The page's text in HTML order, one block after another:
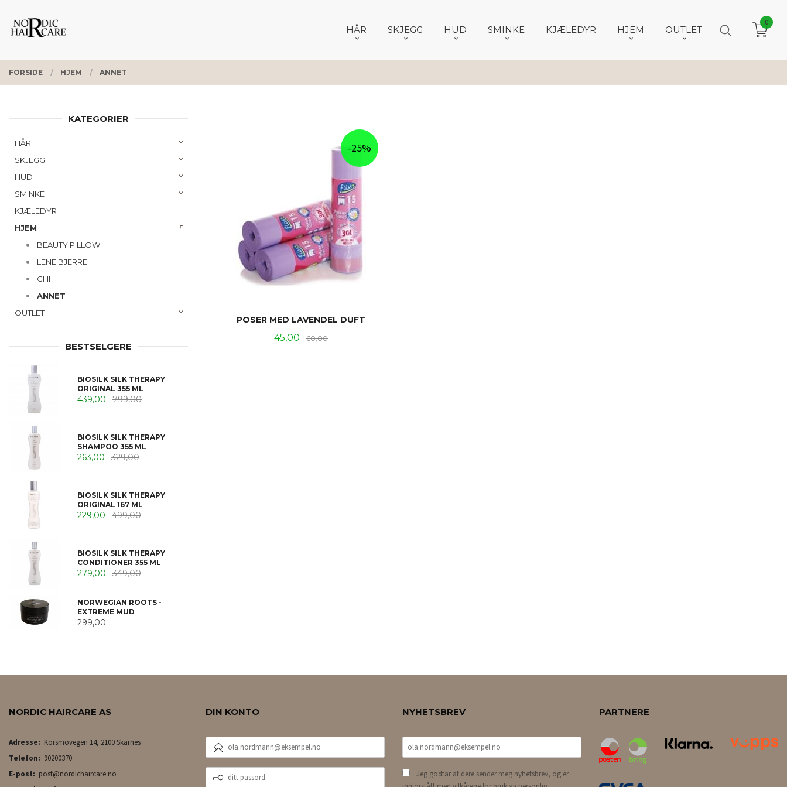
innholdet
PRODUKTER
HÅR SKJEGG HUD SMINKE KJÆLEDYR HJEM OUTLET
0
FORSIDE HJEM ANNET
POSER MED LAVENDEL DUFT
Tilbud
45,00 60,00Rabatt
-25%
KATEGORIER
HÅR
SKJEGG
HUD
SMINKE
KJÆLEDYR
HJEM
BEAUTY PILLOW
LENE BJERRE
CHI
ANNET
OUTLET
BESTSELGERE
BIOSILK SILK THERAPY
ORIGINAL 355 ML
439,00 799,00
BIOSILK SILK THERAPY
SHAMPOO 355 ML
263,00 329,00
BIOSILK SILK THERAPY
ORIGINAL 167 ML
229,00 499,00
BIOSILK SILK THERAPY
CONDITIONER 355 ML
279,00 349,00
NORWEGIAN ROOTS -
EXTREME MUD
299,00
NORDIC HAIRCARE AS
Adresse: Korsmovegen 14, 2100 Skarnes
Telefon: 90200370
E-post: post@nordichaircare.no
DIN KONTO
E-
POSTADRESSE
DITT
PASSORD
NYHETSBREV
Jeg godtar at dere sender meg nyhetsbrev, og er
PARTNERE